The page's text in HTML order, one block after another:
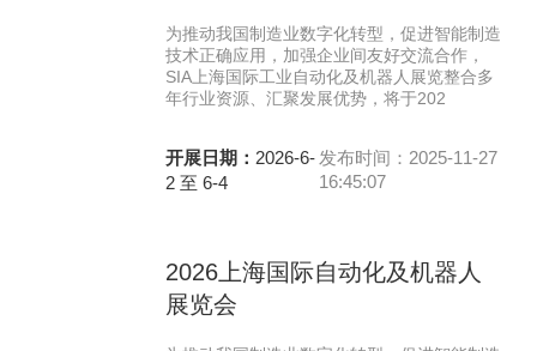
为推动我国制造业数字化转型，促进智能制造
技术正确应用，加强企业间友好交流合作，
SIA上海国际工业自动化及机器人展览整合多
年行业资源、汇聚发展优势，将于202
开展日期： 2026-6-
2 至 6-4
发布时间：2025-11-27
16:45:07
2026上海国际自动化及机器人
展览会